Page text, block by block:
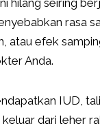
hilang seiring
rasa
atau efek
Anda.
IUD,
dari leher